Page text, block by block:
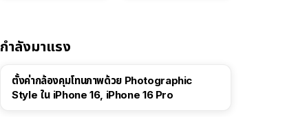
กำลังมาแรง
ตั้งค่ากล้องคุมโทนภาพด้วย Photographic
Style ใน iPhone 16, iPhone 16 Pro